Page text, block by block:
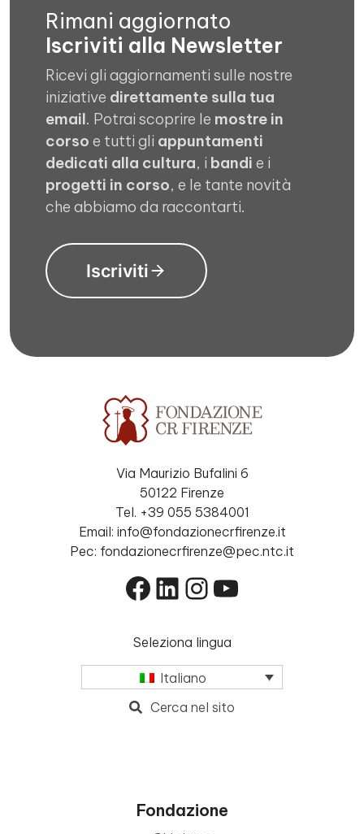
Rimani aggiornato
Iscriviti alla Newsletter
Ricevi gli aggiornamenti sulle nostre
iniziative direttamente sulla tua
email. Potrai scoprire le mostre in
corso e tutti gli appuntamenti
dedicati alla cultura, i bandi e i
progetti in corso, e le tante novità
che abbiamo da raccontarti.
Iscriviti
Via Maurizio Bufalini 6
50122 Firenze
Tel. +39 055 5384001
Email: info@fondazionecrfirenze.it
Pec: fondazionecrfirenze@pec.ntc.it
Facebook
LinkedIn
Instagram
YouTube
Seleziona lingua
Italiano
Cerca nel sito
Fondazione